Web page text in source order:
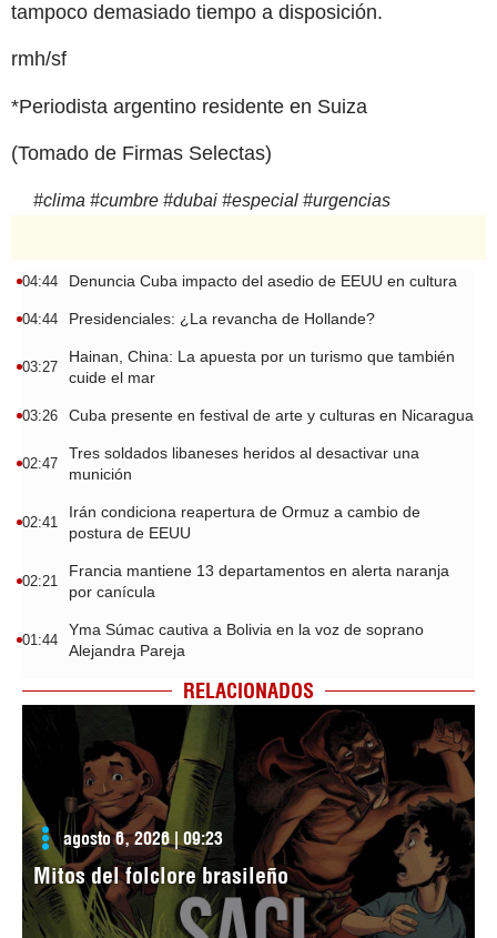
tampoco demasiado tiempo a disposición.
rmh/sf
*Periodista argentino residente en Suiza
(Tomado de Firmas Selectas)
#clima #cumbre #dubai #especial #urgencias
04:44 Denuncia Cuba impacto del asedio de EEUU en cultura
04:44 Presidenciales: ¿La revancha de Hollande?
03:27
Hainan, China: La apuesta por un turismo que también
cuide el mar
03:26 Cuba presente en festival de arte y culturas en Nicaragua
02:47
Tres soldados libaneses heridos al desactivar una
munición
02:41
Irán condiciona reapertura de Ormuz a cambio de
postura de EEUU
02:21
Francia mantiene 13 departamentos en alerta naranja
por canícula
01:44
Yma Súmac cautiva a Bolivia en la voz de soprano
Alejandra Pareja
RELACIONADOS
agosto 6, 2026 | 09:23
Mitos del folclore brasileño